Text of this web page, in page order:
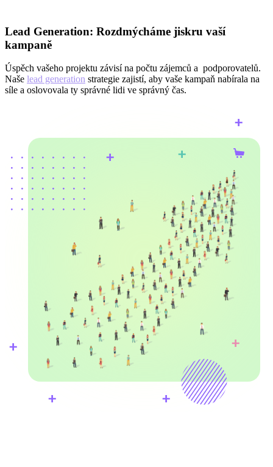
Lead Generation: Rozdmýcháme jiskru vaší
kampaně
Úspěch vašeho projektu závisí na počtu zájemců a podporovatelů.
Naše lead generation strategie zajistí, aby vaše kampaň nabírala na
síle a oslovovala ty správné lidi ve správný čas.